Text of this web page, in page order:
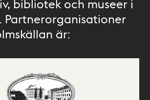
bibliotek och museer i
Partnerorganisationer
är: